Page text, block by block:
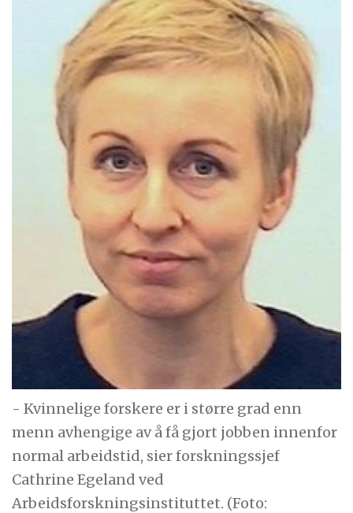
- Kvinnelige forskere er i større grad enn
menn avhengige av å få gjort jobben innenfor
normal arbeidstid, sier forskningssjef
Cathrine Egeland ved
Arbeidsforskningsinstituttet. (Foto: